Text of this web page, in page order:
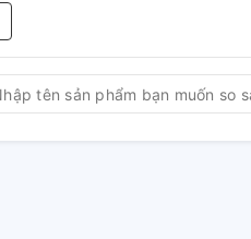
ít điện năng
Inverter, giúp duy trì nhiệt
giúp giảm thiểu chi phí điện
người sử dụng.